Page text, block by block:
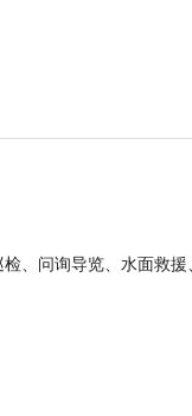
、问询导览、水面救援